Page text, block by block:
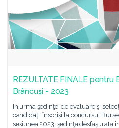
REZULTATE FINALE pentru
Brâncuși - 2023
În urma şedinţei de evaluare şi
candidaţii înscrişi la concursul
sesiunea 2023, şedinţă desfăşurată